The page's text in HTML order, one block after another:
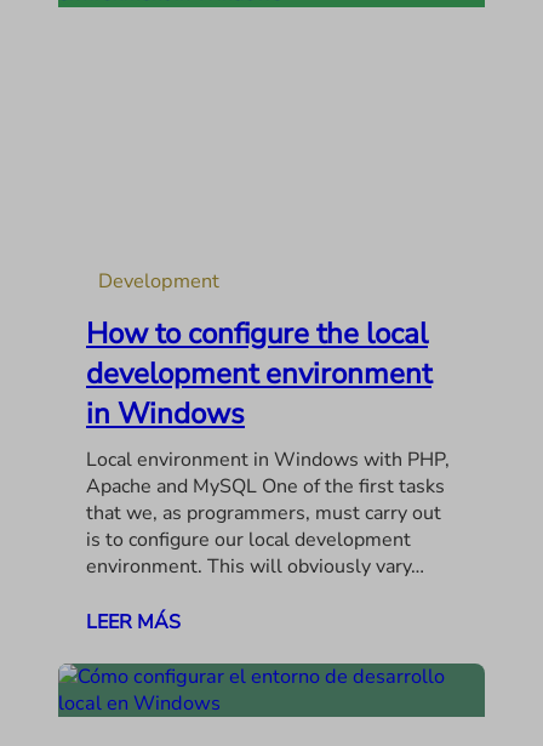
Development
How to configure the local
development environment
in Windows
Local environment in Windows with PHP,
Apache and MySQL One of the first tasks
that we, as programmers, must carry out
is to configure our local development
environment. This will obviously vary…
LEER MÁS